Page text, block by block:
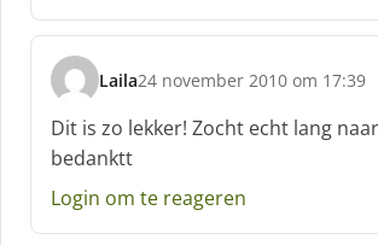
f
Laila
s
c
h
r
e
24 november 2010 om 17:39
Dit is zo lekker! Zocht echt lang
bedanktt
Login om te reageren